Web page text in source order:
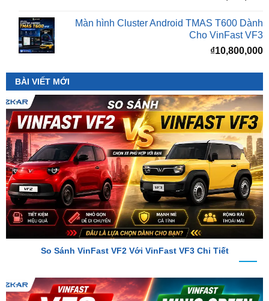
Cho VinFast VF3
₫10,800,000
BÀI VIẾT MỚI
So Sánh VinFast VF2 Với VinFast VF3 Chi Tiết